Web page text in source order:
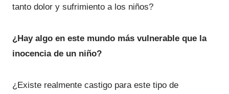
tanto dolor y sufrimiento a los niños?
¿Hay algo en este mundo más vulnerable que la
inocencia de un niño?
¿Existe realmente castigo para este tipo de